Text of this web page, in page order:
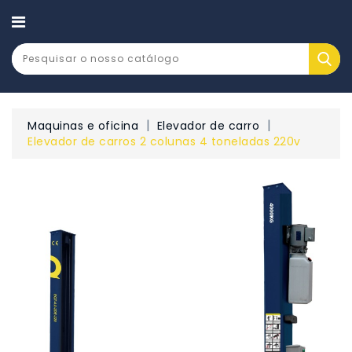
CATEGORY
Maquinas e oficina
Elevador de carro
Elevador de carros 2 colunas 4 toneladas 220v